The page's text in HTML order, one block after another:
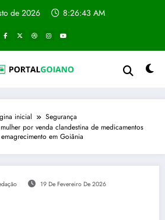
de 2026 8:26:44 AM
inicial
Segurança
por venda clandestina de medicamentos
em Goiânia
19 De Fevereiro De 2026